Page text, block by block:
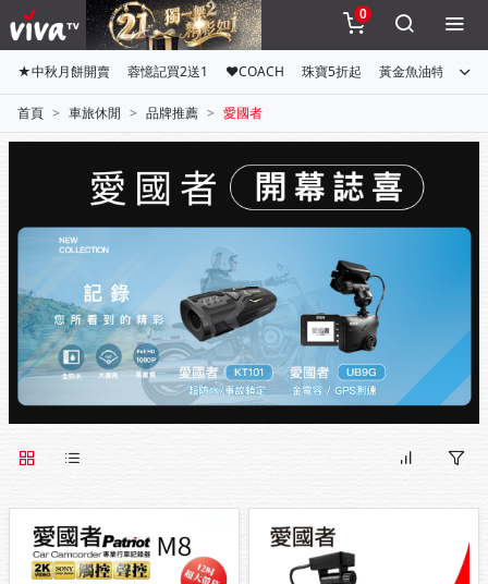
0
★中秋月餅開賣 蓉憶記買2送1 ♥COACH 珠寶5折起 黃金魚油特惠組
首頁 車旅休閒 品牌推薦 愛國者